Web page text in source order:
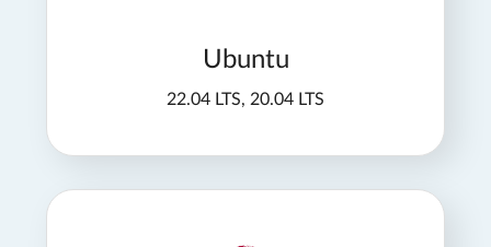
Ubuntu
22.04 LTS, 20.04 LTS